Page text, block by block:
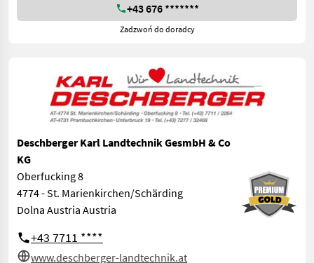
+43 676 *******
Zadzwoń do doradcy
Deschberger Karl Landtechnik GesmbH & Co
KG
Oberfucking 8
4774 - St. Marienkirchen/Schärding
Dolna Austria Austria
+43 7711 ****
www.deschberger-landtechnik.at